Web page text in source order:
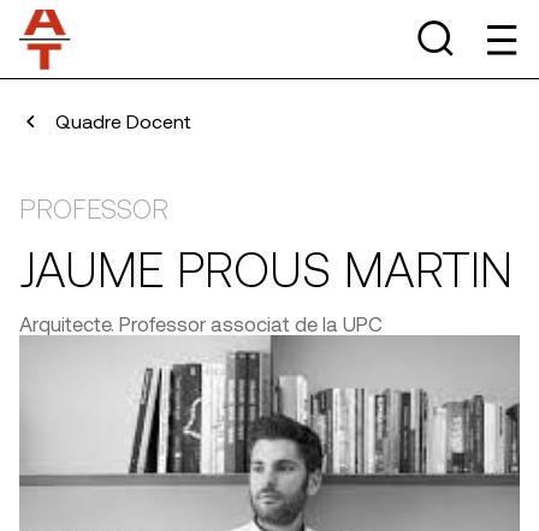
Quadre Docent
PROFESSOR
JAUME PROUS MARTIN
Arquitecte. Professor associat de la UPC